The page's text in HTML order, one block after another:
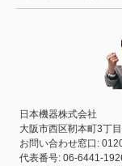
日本機器株式会社
大阪市西区靭本町3丁
お問い合わせ窓口:
代表番号: 06-6441-